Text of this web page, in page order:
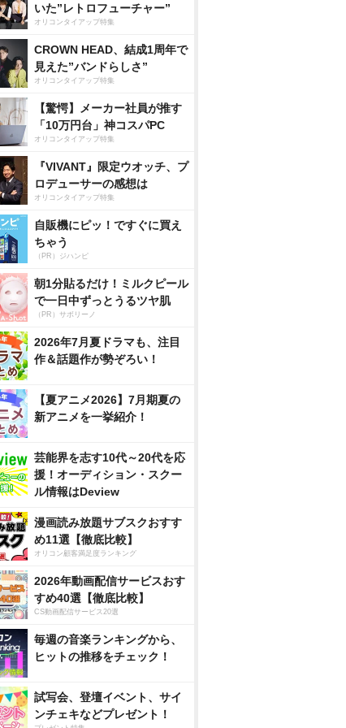
いた”レトロフューチャー”
オリコンタイアップ特集
CROWN HEAD、結成1周年で
見えた”バンドらしさ”
オリコンタイアップ特集
【驚愕】メーカー社員が推す
「10万円台」神コスパPC
オリコンタイアップ特集
『VIVANT』限定ウオッチ、プ
ロデューサーの感想は
オリコンタイアップ特集
自販機にピッ！ですぐに買え
ちゃう
（PR）ジハンピ
朝1分貼るだけ！ミルクピール
で一日中ずっとうるツヤ肌
（PR）サボリーノ
2026年7月夏ドラマも、注目
作＆話題作が勢ぞろい！
【夏アニメ2026】7月期夏の
新アニメを一挙紹介！
芸能界を志す10代～20代を応
援！オーディション・スクー
ル情報はDeview
漫画読み放題サブスクおすす
め11選【徹底比較】
オリコン顧客満足度ランキング
2026年動画配信サービスおす
すめ40選【徹底比較】
CS動画配信サービス20選
毎週の音楽ランキングから、
ヒットの推移をチェック！
試写会、登壇イベント、サイ
ンチェキなどプレゼント！